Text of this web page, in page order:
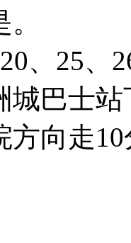
、25、
城巴士站
向走10